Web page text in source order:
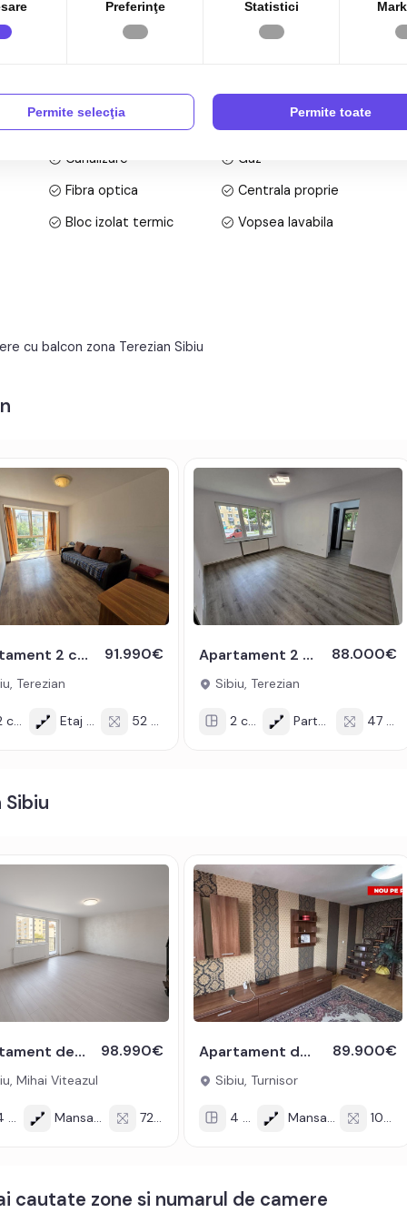
acces internet, fibra optica;
electric;
hota, masina de spalat rufe, frigider cu congelator,
sau credit bancar.
de oferta / id: P26722
Canalizare
Gaz
Fibra optica
Centrala proprie
Bloc izolat termic
Vopsea lavabila
cu balcon zona Terezian Sibiu
Apartament 2 camere de vanzare decomandat 52 mpu etaj 3 Terezian Sibiu 91.990€
Terezian
Etaj 3/4 52 mp
Apartament 2 camere de vanzare 47 utili renovat complet Terezian Sibiu 88.000€
Sibiu, Terezian
2 cam Parter/4 47 mp
Apartament de vanzare 4 camere 72 mpu 2 bai zona Mihai Viteazu Sibiu 98.990€
Mihai Viteazul
Mansarda/4 72 mp
Apartament de vanzare cu 4 camere 103 mpu+ balcon zona Turnisor Sibiu 89.900€
Sibiu, Turnisor
4 cam Mansarda/4 103 mp
cautate zone si numarul de camere
Preferinţe Statistici
Permite selecţia Permite toate